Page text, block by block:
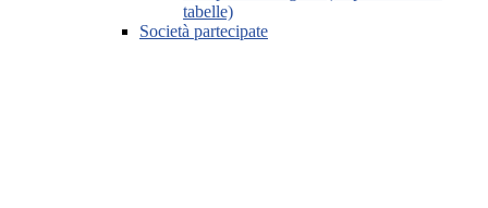
tabelle)
Società partecipate